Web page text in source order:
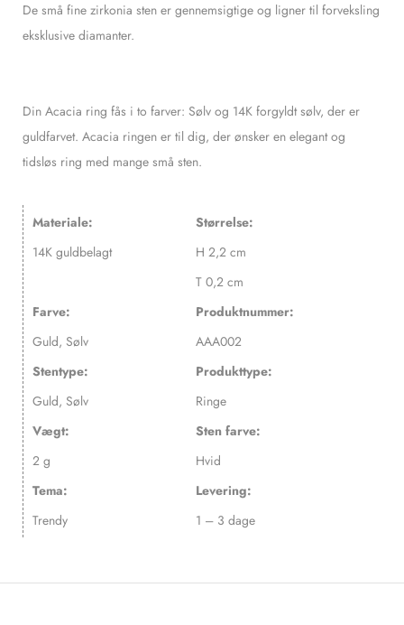
De små fine zirkonia sten er gennemsigtige og ligner til forveksling
eksklusive diamanter.
Din Acacia ring fås i to farver: Sølv og 14K forgyldt sølv, der er
guldfarvet. Acacia ringen er til dig, der ønsker en elegant og
tidsløs ring med mange små sten.
Materiale:
14K guldbelagt
Farve:
Guld, Sølv
Stentype:
Guld, Sølv
Vægt:
2 g
Tema:
Trendy
Størrelse:
H 2,2 cm
T 0,2 cm
Produktnummer:
AAA002
Produkttype:
Ringe
Sten farve:
Hvid
Levering:
1 – 3 dage